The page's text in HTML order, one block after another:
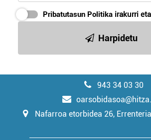
Pribatutasun Politika irakurri
Harpidetu
943 34 03 30
Nafarroa etorbidea 26,